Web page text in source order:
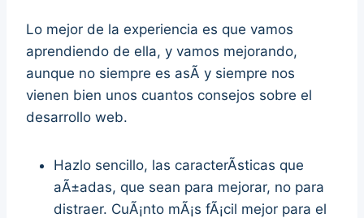
Lo mejor de la experiencia es que vamos
aprendiendo de ella, y vamos mejorando,
aunque no siempre es asÃ­ y siempre nos
vienen bien unos cuantos consejos sobre el
desarrollo web.
Hazlo sencillo, las caracterÃ­sticas que
aÃ±adas, que sean para mejorar, no para
distraer. CuÃ¡nto mÃ¡s fÃ¡cil mejor para el